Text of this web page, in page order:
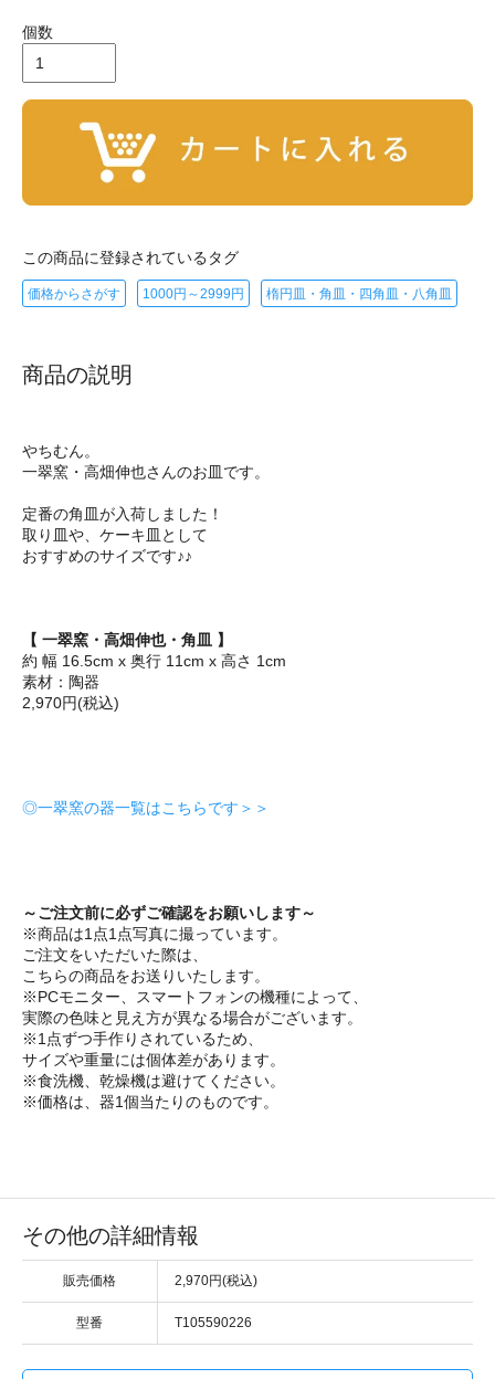
個数
この商品に登録されているタグ
価格からさがす 1000円～2999円 楕円皿・角皿・四角皿・八角皿
商品の説明
やちむん。
一翠窯・高畑伸也さんのお皿です。
定番の角皿が入荷しました！
取り皿や、ケーキ皿として
おすすめのサイズです♪♪
【 一翠窯・高畑伸也・角皿 】
約 幅 16.5cm x 奥行 11cm x 高さ 1cm
素材：陶器
2,970円(税込)
◎一翠窯の器一覧はこちらです＞＞
～ご注文前に必ずご確認をお願いします～
※商品は1点1点写真に撮っています。
ご注文をいただいた際は、
こちらの商品をお送りいたします。
※PCモニター、スマートフォンの機種によって、
実際の色味と見え方が異なる場合がございます。
※1点ずつ手作りされているため、
サイズや重量には個体差があります。
※食洗機、乾燥機は避けてください。
※価格は、器1個当たりのものです。
その他の詳細情報
販売価格 2,970円(税込)
型番 T105590226